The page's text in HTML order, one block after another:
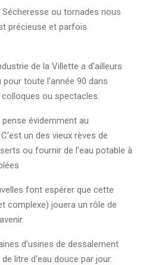
ou tornades nous
précieuse et parfois
de la Villette a d'ailleurs
toute l'année 90 dans
ou spectacles.
évidemment au
un des vieux rèves de
ou fournir de l'eau potable à
font espérer que cette
complexe) jouera un rôle de
d'usines de dessalement
litre d'eau douce par jour.